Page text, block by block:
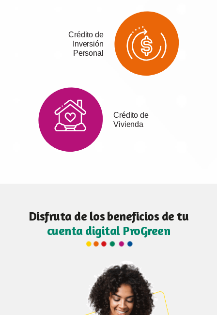
Crédito de
Inversión
Personal
Crédito de
Vivienda
Disfruta de los beneficios de tu
cuenta digital ProGreen